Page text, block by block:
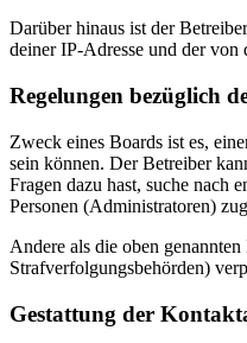
Darüber hinaus ist der
deiner IP-Adresse und der
Regelungen bezüglich
Zweck eines Boards ist es,
sein können. Der Betreiber
Fragen dazu hast, suche nach
Personen (Administratoren)
Andere als die oben
Strafverfolgungsbehörden)
Gestattung der